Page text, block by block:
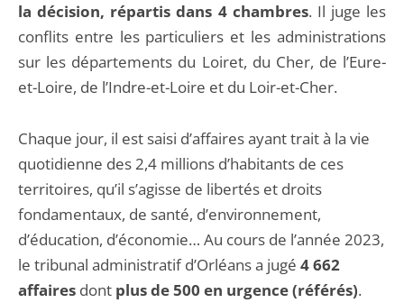
la décision, répartis dans 4 chambres. Il juge les
conflits entre les particuliers et les administrations
sur les départements du Loiret, du Cher, de l’Eure-
et-Loire, de l’Indre-et-Loire et du Loir-et-Cher.
Chaque jour, il est saisi d’affaires ayant trait à la vie
quotidienne des 2,4 millions d’habitants de ces
territoires, qu’il s’agisse de libertés et droits
fondamentaux, de santé, d’environnement,
d’éducation, d’économie… Au cours de l’année 2023,
le tribunal administratif d’Orléans a jugé 4 662
affaires dont plus de 500 en urgence (référés).